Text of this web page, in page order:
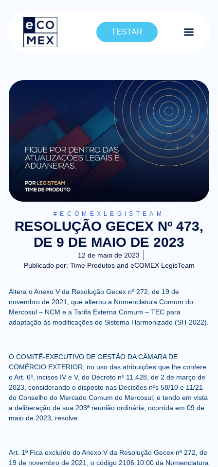
TESTAR
#ECOMEXLEGISTEAM
RESOLUÇÃO GECEX Nº 473,
DE 9 DE MAIO DE 2023
12 de maio de 2023
Publicado por: Time Produtos and eCOMEX LegisTeam
Altera o Anexo V da Resolução Gecex nº 272, de 19 de
novembro de 2021, que alterou a Nomenclatura Comum do
Mercosul – NCM e a Tarifa Externa Comum – TEC para
adaptação às modificações do Sistema Harmonizado (SH-2022).
O COMITÊ-EXECUTIVO DE GESTÃO DA CÂMARA DE
COMÉRCIO EXTERIOR , no uso das atribuições que lhe confere
o Art. 6º, incisos IV e V, do Decreto nº 11.428, de 2 de março de
2023, considerando o disposto nas Decisões nºs 58/10 e 11/21
do Conselho do Mercado Comum do Mercosul, e tendo em vista
a deliberação de sua 203ª reunião ordinária, ocorrida em 09 de
maio de 2023, resolve:
Art. 1ºFica excluído do Anexo V da Resolução Gecex nº 272, de
19 de novembro de 2021, o código 2106.10.00 da Nomenclatura